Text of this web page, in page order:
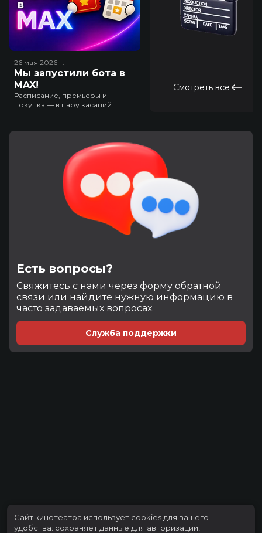
26 мая 2026 г.
Мы запустили бота в
MAX!
Расписание, премьеры и
покупка — в пару касаний.
Смотреть все
Есть вопросы?
Cвяжитесь с нами через форму обратной
связи или найдите нужную информацию в
часто задаваемых вопросах.
Служба поддержки
Сайт кинотеатра использует cookies для вашего
удобства: сохраняет данные для авторизации,